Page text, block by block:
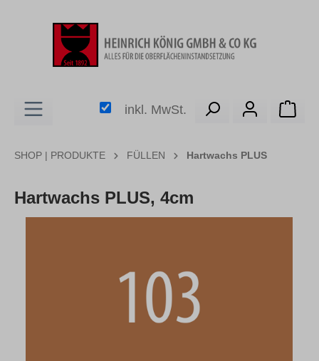
inkl. MwSt.
SHOP | PRODUKTE FÜLLEN Hartwachs PLUS
Hartwachs PLUS, 4cm